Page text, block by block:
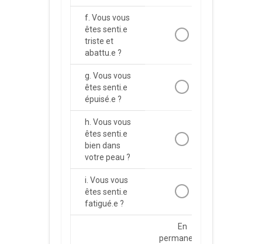
En
permanence
f. Vous vous
êtes senti.e
triste et
abattu.e ?
g. Vous vous
êtes senti.e
épuisé.e ?
h. Vous vous
êtes senti.e
bien dans
votre peau ?
i. Vous vous
êtes senti.e
fatigué.e ?